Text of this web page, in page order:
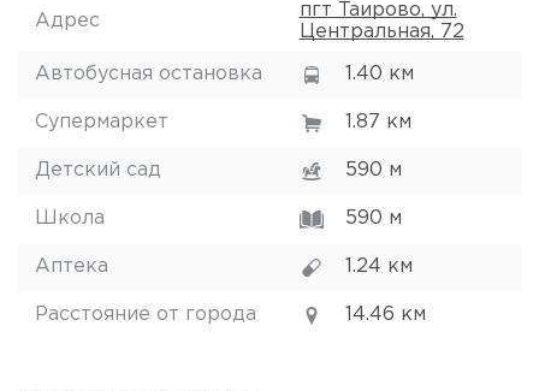
Адрес
пгт Таирово, ул.
Центральная, 72
Автобусная остановка 1.40 км
Супермаркет 1.87 км
Детский сад 590 м
Школа 590 м
Аптека 1.24 км
Расстояние от города 14.46 км